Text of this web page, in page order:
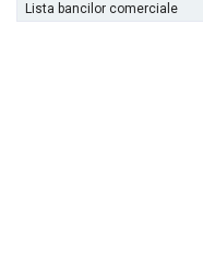
Lista bancilor comerciale